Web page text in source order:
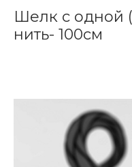
Шелк с одной
нить- 100см